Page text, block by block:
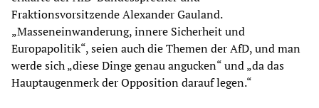
Fraktionsvorsitzende Alexander Gauland.
„Masseneinwanderung, innere Sicherheit und
Europapolitik“, seien auch die Themen der AfD, und man
werde sich „diese Dinge genau angucken“ und „da das
Hauptaugenmerk der Opposition darauf legen.“